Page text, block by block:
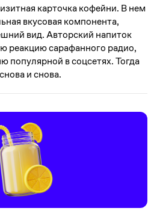
карточка кофейни. В нем
вкусовая компонента,
вид. Авторский напиток
реакцию сарафанного радио,
популярной в соцсетях. Тогда
и снова.